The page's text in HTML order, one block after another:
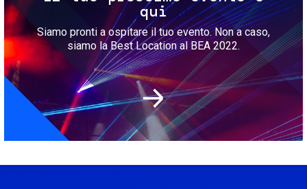
qui
Siamo pronti a ospitare il tuo evento. Non a caso,
siamo la Best Location al BEA 2022.